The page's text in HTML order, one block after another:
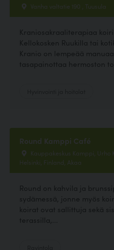
Vanha valtatie 190 , Tuusula
Kraniosakraaliterapiaa
Kellokosken Ruukilla tai
Kranio on lempeää
tasapainottaa hermoston
Round Kamppi Café
Kauppakeskus Kamppi, Urho
Helsinki, Finland, Akaa
Round on kahvila ja
sydämessä, jonne myös
koirat ovat sallittuja sekä
terassilla,...